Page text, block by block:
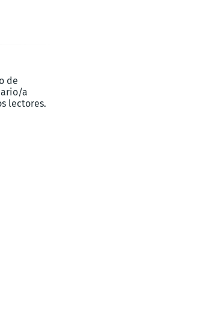
de
a
lectores.